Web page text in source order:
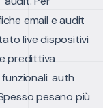
email e audit
live dispositivi
predittiva
auth
pesano più